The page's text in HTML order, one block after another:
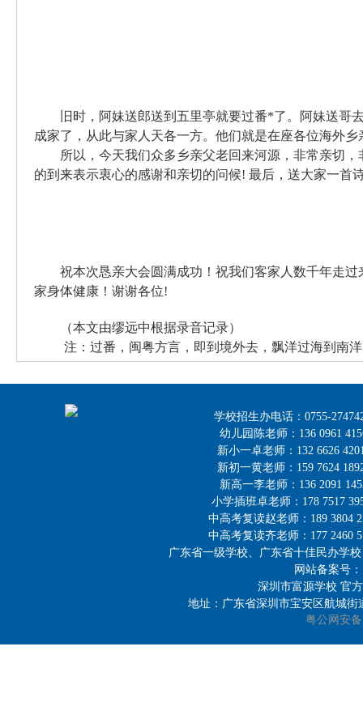
旧时，阿妹送郎送到五里亭就要过番*了。阿妹送哥
成家了，从此与家人天各一方。他们就是在座各位海外乡
所以，今天我们众多乡亲父老回来河源，非常亲切
的到来表示衷心的感谢和亲切的问候! 最后，送大家一首
祝本次恳亲大会圆满成功！祝我们客家人数千年走过
家身体健康！谢谢各位!
（本文由缪远中根据录音记录）
注：过番， 闽粤方言，即到境外去，飘洋过海到南
学校招生办电话：0755-
幼儿园陈老师：136 0961
新小一卓老师：132 6626
新初一黄老师：159 7624
新高一李老师：136 2091
小学插班卓老师：178 7517
中高考复读赵老师：189 3804
中高考复读齐老师：177 2460
广东省一级学校、广东省十佳民办学
网站备案号
深圳市富源学校 官
地址：广东省深圳市宝安区航城街
粤公网安备